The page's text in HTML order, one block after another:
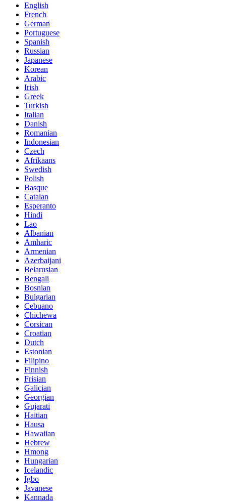
English
French
German
Portuguese
Spanish
Russian
Japanese
Korean
Arabic
Irish
Greek
Turkish
Italian
Danish
Romanian
Indonesian
Czech
Afrikaans
Swedish
Polish
Basque
Catalan
Esperanto
Hindi
Lao
Albanian
Amharic
Armenian
Azerbaijani
Belarusian
Bengali
Bosnian
Bulgarian
Cebuano
Chichewa
Corsican
Croatian
Dutch
Estonian
Filipino
Finnish
Frisian
Galician
Georgian
Gujarati
Haitian
Hausa
Hawaiian
Hebrew
Hmong
Hungarian
Icelandic
Igbo
Javanese
Kannada